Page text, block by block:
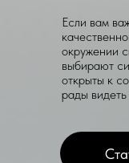
Если вам
окружении
выбирают
открыты к
рады